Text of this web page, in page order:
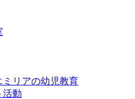
ミリアの幼児教育
活動